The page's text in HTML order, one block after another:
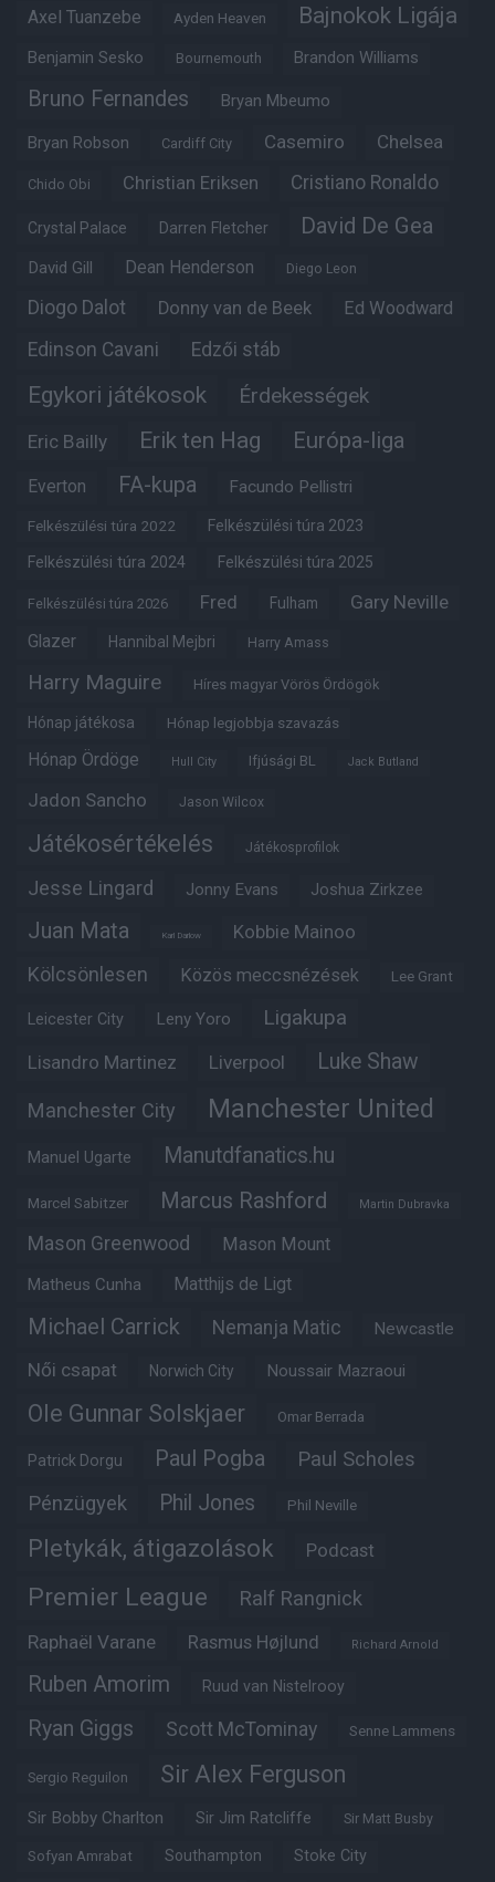
Axel Tuanzebe Ayden Heaven Bajnokok Ligája
Benjamin Sesko Bournemouth Brandon Williams
Bruno Fernandes Bryan Mbeumo
Bryan Robson Cardiff City Casemiro Chelsea
Chido Obi Christian Eriksen Cristiano Ronaldo
Crystal Palace Darren Fletcher David De Gea
David Gill Dean Henderson Diego Leon
Diogo Dalot Donny van de Beek Ed Woodward
Edinson Cavani Edzői stáb
Egykori játékosok Érdekességek
Eric Bailly Erik ten Hag Európa-liga
Everton FA-kupa Facundo Pellistri
Felkészülési túra 2022 Felkészülési túra 2023
Felkészülési túra 2024 Felkészülési túra 2025
Felkészülési túra 2026 Fred Fulham Gary Neville
Glazer Hannibal Mejbri Harry Amass
Harry Maguire Híres magyar Vörös Ördögök
Hónap játékosa Hónap legjobbja szavazás
Hónap Ördöge Hull City Ifjúsági BL Jack Butland
Jadon Sancho Jason Wilcox
Játékosértékelés Játékosprofilok
Jesse Lingard Jonny Evans Joshua Zirkzee
Juan Mata Karl Darlow Kobbie Mainoo
Kölcsönlesen Közös meccsnézések Lee Grant
Leicester City Leny Yoro Ligakupa
Lisandro Martinez Liverpool Luke Shaw
Manchester City Manchester United
Manuel Ugarte Manutdfanatics.hu
Marcel Sabitzer Marcus Rashford Martin Dubravka
Mason Greenwood Mason Mount
Matheus Cunha Matthijs de Ligt
Michael Carrick Nemanja Matic Newcastle
Női csapat Norwich City Noussair Mazraoui
Ole Gunnar Solskjaer Omar Berrada
Patrick Dorgu Paul Pogba Paul Scholes
Pénzügyek Phil Jones Phil Neville
Pletykák, átigazolások Podcast
Premier League Ralf Rangnick
Raphaël Varane Rasmus Højlund Richard Arnold
Ruben Amorim Ruud van Nistelrooy
Ryan Giggs Scott McTominay Senne Lammens
Sergio Reguilon Sir Alex Ferguson
Sir Bobby Charlton Sir Jim Ratcliffe Sir Matt Busby
Sofyan Amrabat Southampton Stoke City